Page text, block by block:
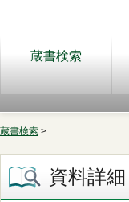
蔵書検索
蔵書検索 >
資料詳細